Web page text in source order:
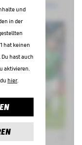
und
in der
hat keinen
hast auch
aktivieren.
hier.